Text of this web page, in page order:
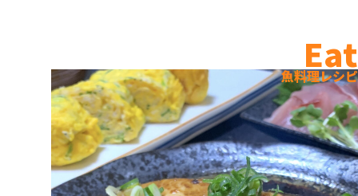
Eat
魚料理レシピ